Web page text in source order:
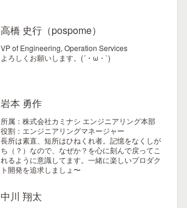
高橋 史行（pospome）
VP of Engineering, Operation Services
よろしくお願いします。(´・ω・`)
岩本 勇作
所属：株式会社カミナシ エンジニアリング本部
役割：エンジニアリングマネージャー
長所は素直、短所はひねくれ者。記憶をなくしが
ち（？）なので、なぜか？を心に刻んで戻ってこ
れるように意識してます。一緒に楽しいプロダク
ト開発を追求しましょ〜
中川 翔太